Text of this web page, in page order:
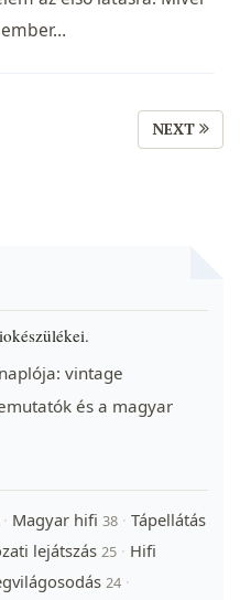
NEXT
vintage
és a magyar
· Magyar hifi 38 · Tápellátás
lejátszás 25 · Hifi
24 ·